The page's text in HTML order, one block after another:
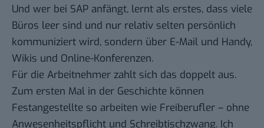
Und wer bei SAP anfängt, lernt als erstes, dass viele
Büros leer sind und nur relativ selten persönlich
kommuniziert wird, sondern über E-Mail und Handy,
Wikis und Online-Konferenzen.
Für die Arbeitnehmer zahlt sich das doppelt aus.
Zum ersten Mal in der Geschichte können
Festangestellte so arbeiten wie Freiberufler – ohne
Anwesenheitspflicht und Schreibtischzwang. Ich